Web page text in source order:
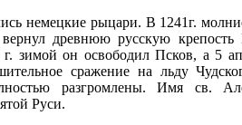
немецкие рыцари. В 1241г.
древнюю русскую крепость
зимой он освободил Псков, а 5
сражение на льду
разгромлены. Имя св.
Руси.